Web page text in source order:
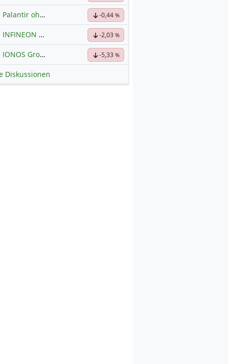
Palantir ohne Schnickschnack -0,44%
INFINEON Hauptdiskussion -2,03 %
IONOS Group Hauptdiskussion-5,33 %
Diskussionen